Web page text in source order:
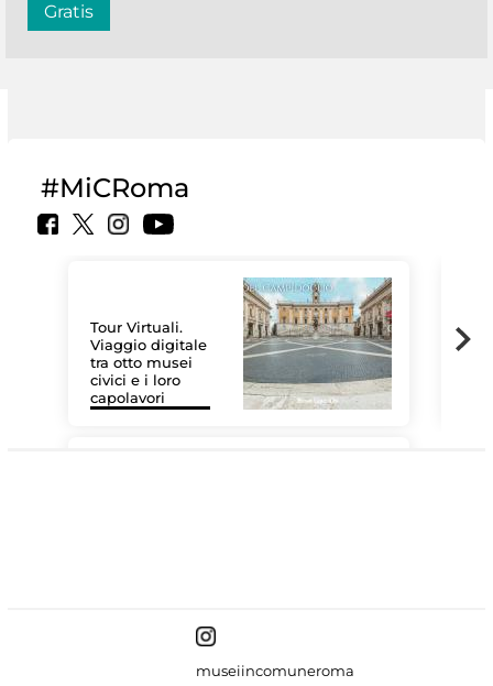
Gratis
#MiCRoma
Tour Virtuali.
Viaggio digitale
tra otto musei
civici e i loro
capolavori
museiincomuneroma